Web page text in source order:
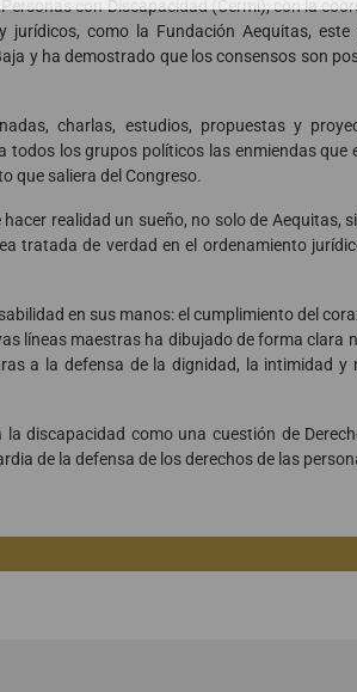
con Discapacidad (Cermi); con la
jurídicos, como la Fundación Aequitas,
y ha demostrado que los consensos son
charlas, estudios, propuestas y
los grupos políticos las enmiendas que
que saliera del Congreso.
realidad un sueño, no solo de Aequitas,
tratada de verdad en el ordenamiento
en sus manos: el cumplimiento del
líneas maestras ha dibujado de forma clara
a la defensa de la dignidad, la intimidad y
discapacidad como una cuestión de
de la defensa de los derechos de las